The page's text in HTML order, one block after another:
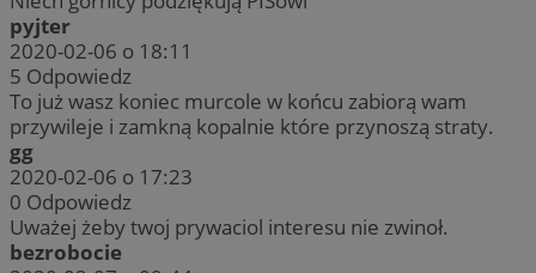
pyjter
2020-02-06 o 18:11
5 Odpowiedz
To już wasz koniec murcole w końcu zabiorą wam
przywileje i zamkną kopalnie które przynoszą straty.
gg
2020-02-06 o 17:23
0 Odpowiedz
Uważej żeby twoj prywaciol interesu nie zwinoł.
bezrobocie